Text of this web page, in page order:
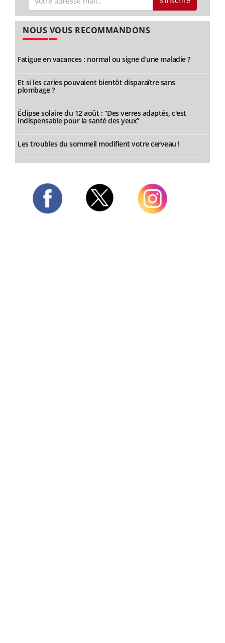
NOUS VOUS RECOMMANDONS
Fatigue en vacances : normal ou signe d’une maladie ?
Et si les caries pouvaient bientôt disparaître sans
plombage ?
Éclipse solaire du 12 août : “Des verres adaptés, c'est
indispensable pour la santé des yeux”
Les troubles du sommeil modifient votre cerveau !